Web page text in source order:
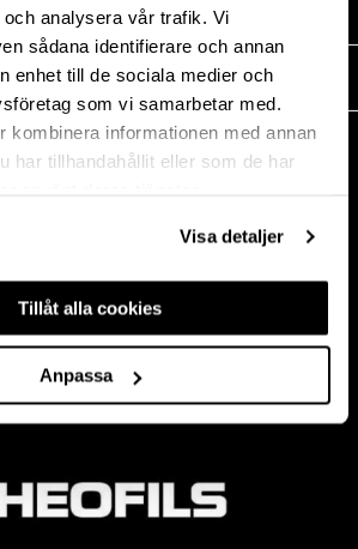
analysera vår trafik. Vi
sådana identifierare och annan
enhet till de sociala medier och
som vi samarbetar med.
kombinera informationen med annan
har tillhandahållit eller som de har
Visa detaljer
Tillåt alla cookies
Anpassa
00